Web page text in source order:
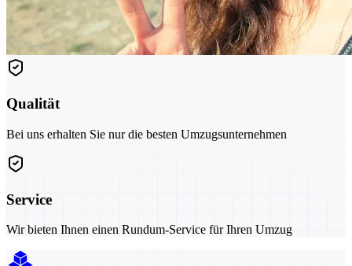
Qualität
Bei uns erhalten Sie nur die besten Umzugsunternehmen
Service
Wir bieten Ihnen einen Rundum-Service für Ihren Umzug